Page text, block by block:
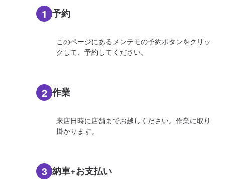
1 予約
このページにあるメンテモの予約ボタンをクリッ
クして、予約してください。
2 作業
来店日時に店舗までお越しください。作業に取り
掛かります。
3 納車+お支払い